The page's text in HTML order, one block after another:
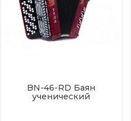
BN-46-RD Баян
ученический